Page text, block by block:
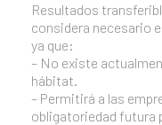
Resultados
considera necesario
ya que:
– No existe
hábitat.
– Permitirá a las
obligatoriedad futura